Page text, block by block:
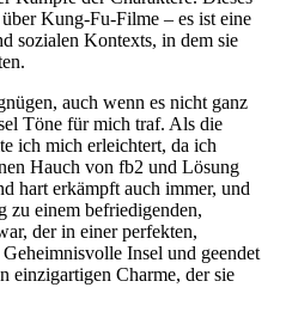
Kung-Fu-Filme – es ist eine
sozialen Kontexts, in dem sie
auch wenn es nicht ganz
Töne für mich traf. Als die
ich mich erleichtert, da ich
Hauch von fb2 und Lösung
hart erkämpft auch immer, und
zu einem befriedigenden,
der in einer perfekten,
Insel und geendet
einzigartigen Charme, der sie